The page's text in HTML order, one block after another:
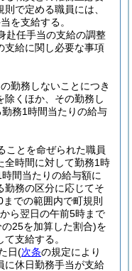
で定める職員には、
を支給する。
赴任手当の支給の調整
支給に関し必要な事項
勤務しないことにつき
除くほか、その勤務し
務1時間当たりの給与
ことを命ぜられた職員
全時間に対して勤務1時
間当たりの給与額に
勤務の区分に応じてそ
での範囲内で町規則
ら翌日の午前5時まで
25を加算した割合)を
支給する。
日(次条の規定により
に休日勤務手当が支給